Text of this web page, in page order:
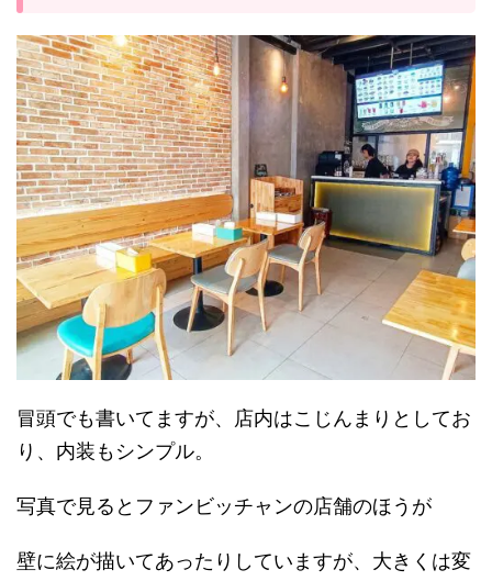
冒頭でも書いてますが、店内はこじんまりとしてお
り、内装もシンプル。
写真で見るとファンビッチャンの店舗のほうが
壁に絵が描いてあったりしていますが、大きくは変